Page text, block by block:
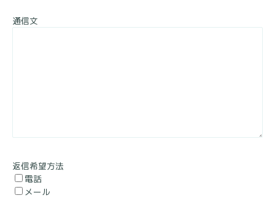
通信文
返信希望方法
電話
メール